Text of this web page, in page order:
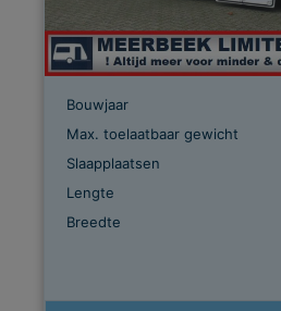
Bouwjaar
Max. toelaatbaar gewicht
Slaapplaatsen
Lengte
Breedte